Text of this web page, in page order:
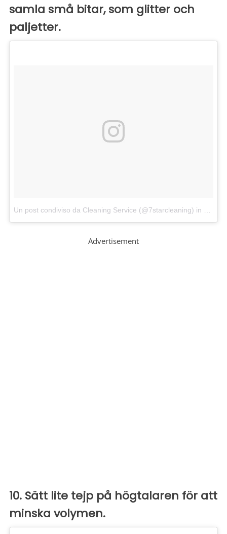
samla små bitar, som glitter och
paljetter.
Un post condiviso da Cleaning Service (@7starcleaning) in data:
Advertisement
10. Sätt lite tejp på högtalaren för att
minska volymen.